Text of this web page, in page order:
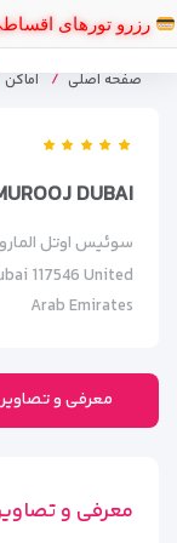
رزرو تورهای اقساطی با ۵۰٪ پیش‌پرداخت و مابقی
صفحه اصلی اماکن
DUBAI
سوئیس اوتل
117546 United
Arab Emirates
معرفی و تصاویر
معرفی و